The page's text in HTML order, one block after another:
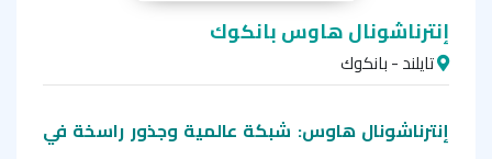
إنترناشونال هاوس بانكوك
تايلند - بانكوك
إنترناشونال هاوس: شبكة عالمية وجذور راسخة في